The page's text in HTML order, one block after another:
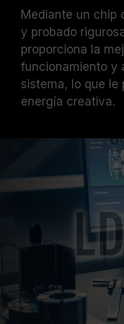
Mediante un chip
y probado
proporciona la
funcionamiento y
sistema, lo que le
energía creativa.